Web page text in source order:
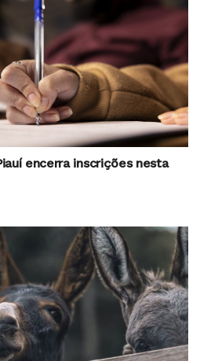
encerra inscrições nesta